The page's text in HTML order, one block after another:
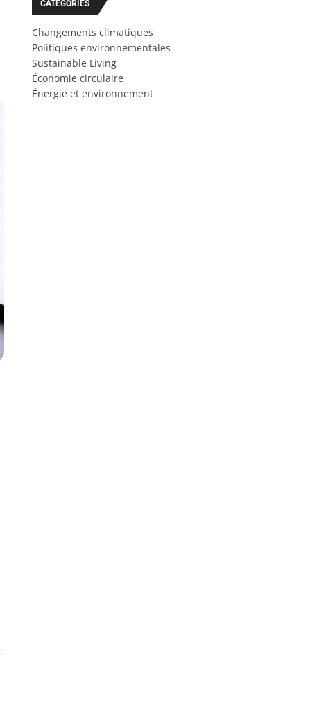
CATÉGORIES
Changements climatiques
Politiques environnementales
Sustainable Living
Économie circulaire
Énergie et environnement